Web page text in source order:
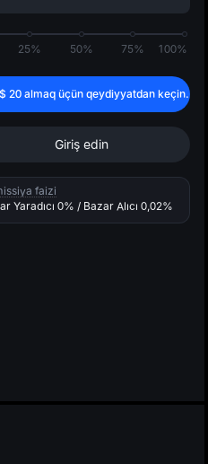
25% 50% 75% 100%
$ 20almaq üçün qeydiyyatdan keçin.
Giriş edin
faizi
Yaradıcı 0% / Bazar Alıcı 0,02%